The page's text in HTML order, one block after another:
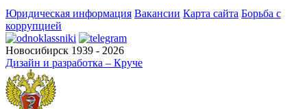
Юридическая информация Вакансии Карта сайта Борьба с
коррупцией
Новосибирск 1939 - 2026
Дизайн и разработка – Круче